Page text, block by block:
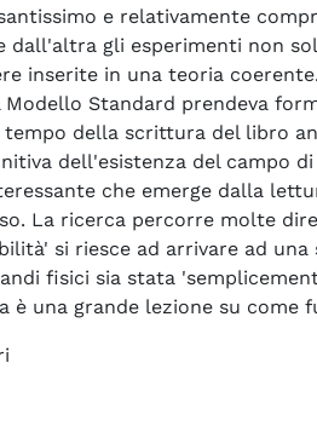
e relativamente
gli esperimenti non
inserite in una teoria
Standard prendeva
della scrittura del libro
dell'esistenza del campo
che emerge dalla
La ricerca percorre molte
si riesce ad arrivare ad
fisici sia stata
una grande lezione su come